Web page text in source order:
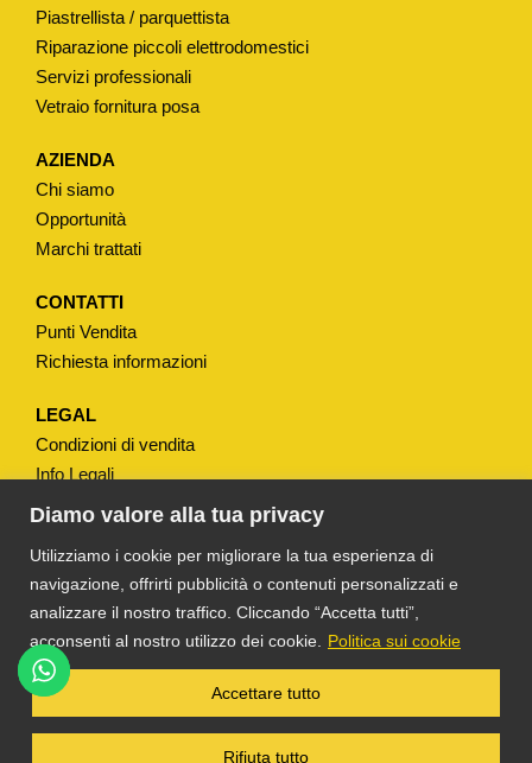
Diamo valore alla tua privacy
Utilizziamo i cookie per migliorare la tua esperienza di
navigazione, offrirti pubblicità o contenuti personalizzati e
analizzare il nostro traffico. Cliccando “Accetta tutti”,
acconsenti al nostro utilizzo dei cookie.
Politica sui cookie
Rifiuta tutto
Accettare tutto
u
a
n
Piastrellista / parquettista
Riparazione piccoli elettrodomestici
Servizi professionali
Vetraio fornitura posa
AZIENDA
Chi siamo
Opportunità
Marchi trattati
CONTATTI
Punti Vendita
Richiesta informazioni
LEGAL
Condizioni di vendita
Info Legali
Note Legali
TS DACOM
S.R.L. UNIPERSONALE P. IVA
03055900231 © COPYRIGHT 2025 TUTTI I